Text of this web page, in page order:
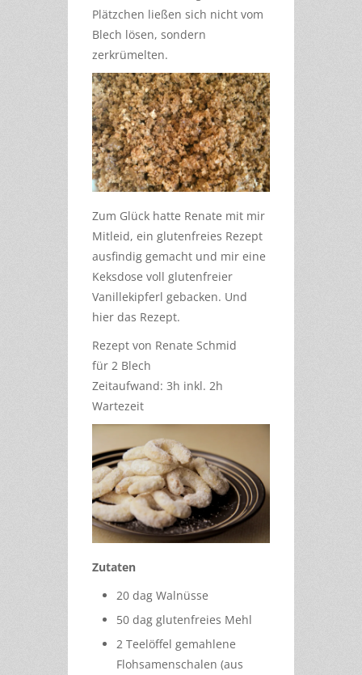
Plätzchen ließen sich nicht vom
Blech lösen, sondern
zerkrümelten.
Zum Glück hatte Renate mit mir
Mitleid, ein glutenfreies Rezept
ausfindig gemacht und mir eine
Keksdose voll glutenfreier
Vanillekipferl gebacken. Und
hier das Rezept.
Rezept von Renate Schmid
für 2 Blech
Zeitaufwand: 3h inkl. 2h
Wartezeit
Zutaten
20 dag Walnüsse
50 dag glutenfreies Mehl
2 Teelöffel gemahlene
Flohsamenschalen (aus